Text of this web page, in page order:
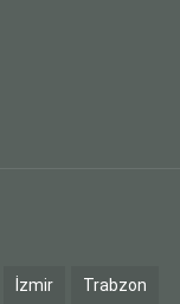
İzmir Trabzon